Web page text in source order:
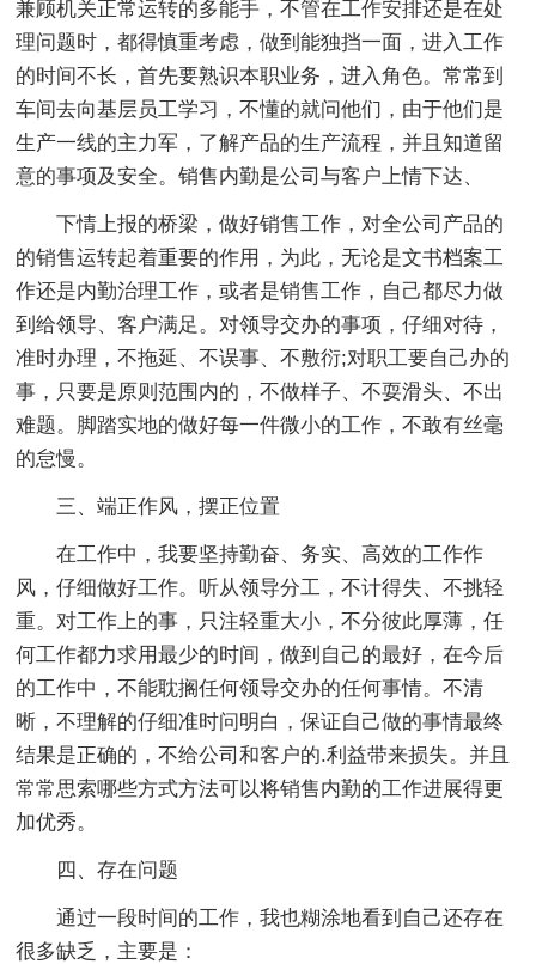
兼顾机关正常运转的多能手，不管在工作安排还是在处
理问题时，都得慎重考虑，做到能独挡一面，进入工作
的时间不长，首先要熟识本职业务，进入角色。常常到
车间去向基层员工学习，不懂的就问他们，由于他们是
生产一线的主力军，了解产品的生产流程，并且知道留
意的事项及安全。销售内勤是公司与客户上情下达、
下情上报的桥梁，做好销售工作，对全公司产品的
的销售运转起着重要的作用，为此，无论是文书档案工
作还是内勤治理工作，或者是销售工作，自己都尽力做
到给领导、客户满足。对领导交办的事项，仔细对待，
准时办理，不拖延、不误事、不敷衍;对职工要自己办的
事，只要是原则范围内的，不做样子、不耍滑头、不出
难题。脚踏实地的做好每一件微小的工作，不敢有丝毫
的怠慢。
三、端正作风，摆正位置
在工作中，我要坚持勤奋、务实、高效的工作作
风，仔细做好工作。听从领导分工，不计得失、不挑轻
重。对工作上的事，只注轻重大小，不分彼此厚薄，任
何工作都力求用最少的时间，做到自己的最好，在今后
的工作中，不能耽搁任何领导交办的任何事情。不清
晰，不理解的仔细准时问明白，保证自己做的事情最终
结果是正确的，不给公司和客户的.利益带来损失。并且
常常思索哪些方式方法可以将销售内勤的工作进展得更
加优秀。
四、存在问题
通过一段时间的工作，我也糊涂地看到自己还存在
很多缺乏，主要是：